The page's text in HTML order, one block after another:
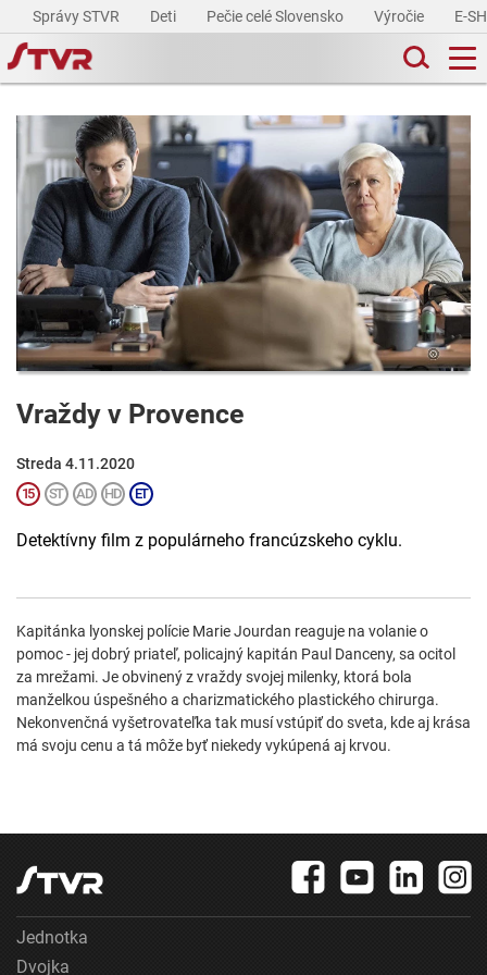
Správy STVR Deti Pečie celé Slovensko Výročie E-
Vraždy v Provence
Streda 4.11.2020
Detektívny film z populárneho francúzskeho cyklu.
Kapitánka lyonskej polície Marie Jourdan reaguje na volanie o
pomoc - jej dobrý priateľ, policajný kapitán Paul Danceny, sa ocitol
za mrežami. Je obvinený z vraždy svojej milenky, ktorá bola
manželkou úspešného a charizmatického plastického chirurga.
Nekonvenčná vyšetrovateľka tak musí vstúpiť do sveta, kde aj krása
má svoju cenu a tá môže byť niekedy vykúpená aj krvou.
Jednotka
Dvojka